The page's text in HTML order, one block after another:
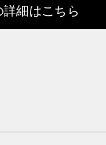
細はこちら